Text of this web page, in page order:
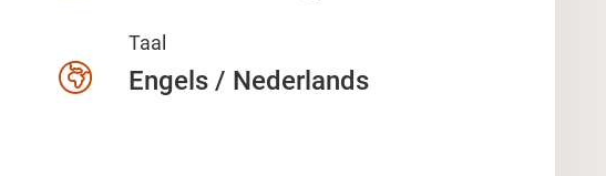
Taal
Engels / Nederlands